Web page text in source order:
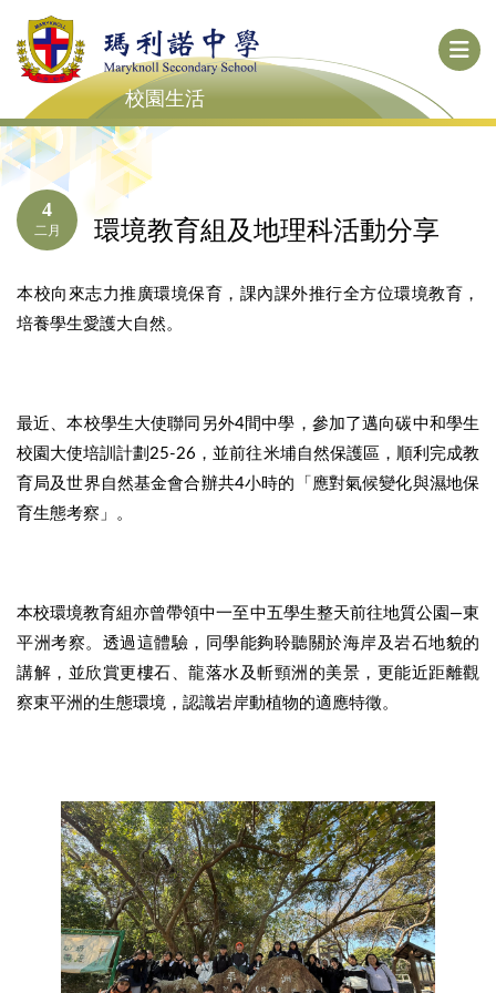
校園生活
4
二月 環境教育組及地理科活動分享
本校向來志力推廣環境保育，課內課外推行全方位環境教育，
培養學生愛護大自然。
最近、本校學生大使聯同另外4間中學，參加了邁向碳中和學生
校園大使培訓計劃25-26，並前往米埔自然保護區，順利完成教
育局及世界自然基金會合辦共4小時的「應對氣候變化與濕地保
育生態考察」。
本校環境教育組亦曾帶領中一至中五學生整天前往地質公園—東
平洲考察。透過這體驗，同學能夠聆聽關於海岸及岩石地貌的
講解，並欣賞更樓石、龍落水及斬頸洲的美景，更能近距離觀
察東平洲的生態環境，認識岩岸動植物的適應特徵。